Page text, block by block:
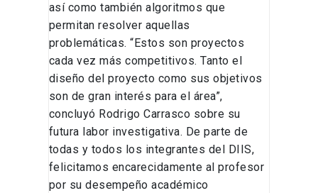
así como también algoritmos que
permitan resolver aquellas
problemáticas. “Estos son proyectos
cada vez más competitivos. Tanto el
diseño del proyecto como sus objetivos
son de gran interés para el área”,
concluyó Rodrigo Carrasco sobre su
futura labor investigativa. De parte de
todas y todos los integrantes del DIIS,
felicitamos encarecidamente al profesor
por su desempeño académico